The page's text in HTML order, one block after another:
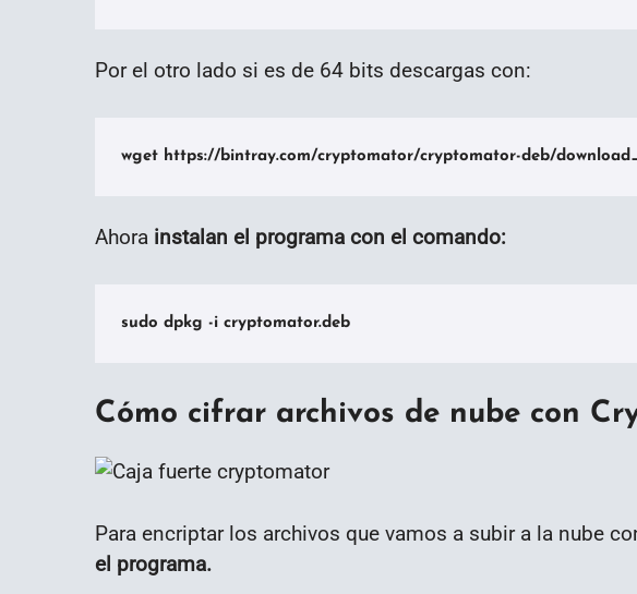
Por el otro lado si es de 64 bits descargas con:
wget https://bintray.com/cryptomator/cryptomator-deb/
Ahora instalan el programa con el comando:
sudo dpkg -i cryptomator.deb
Cómo cifrar archivos de nube con
Para encriptar los archivos que vamos a subir a la nube
el programa.